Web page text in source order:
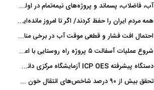
آب، فاضلاب، پسماند و پروژه‌های نیمه‌تمام در اولویت مصوبات سفر دولت
همه مردم ایران را حفظ کردند/ اگر تا امروز مانده‌ایم، به ‌خاطر مردم نجیب ایران بوده است
احتمال افت فشار و قطعی موقت آب در برخی مناطق گیلان
شروع عملیات آسفالت ۵ پروژه راه ‌روستایی با اعتبار ۳۷۰ میلیاردی در گیلان
دستگاه پیشرفته ICP OES آزمایشگاه مرکزی دانشگاه گیلان دوباره راه‌اندازی شد
تحقق بیش از ۹۰ درصد شاخص‌های انتقال خون گیلان/ نیاز فوری به نوسازی تجهیزات آزمایشگاهی